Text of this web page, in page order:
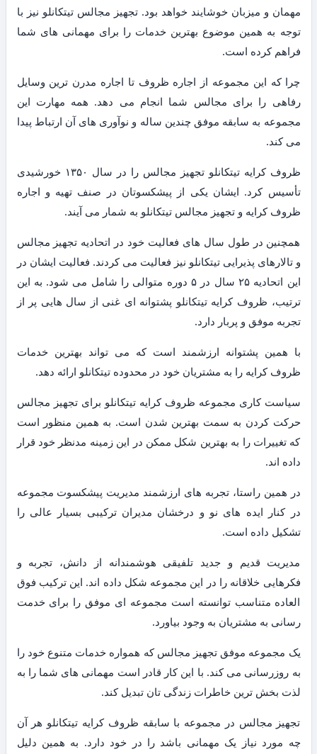
مهمان و میزبان خوشایند خواهد بود. تجهیز مجالس تیتکانلو نیز با
توجه به همین موضوع بهترین خدمات را برای مهمانی های شما
فراهم کرده است.
چرا که این مجموعه از اجاره ظروف تا اجاره مدرن ترین وسایل
رفاهی را برای مجالس شما انجام می دهد. همه مهارت این
مجموعه به سابقه موفق چندین ساله و نوآوری های آن ارتباط پیدا
می کند.
ظروف کرایه تیتکانلو تجهیز مجالس را در سال ۱۳۵۰ خورشیدی
تأسیس کرد. ایشان یکی از پیشکسوتان در صنف تهیه و اجاره
ظروف کرایه و تجهیز مجالس تیتکانلو به شمار می آیند.
همچنین در طول سال های فعالیت خود در اتحادیه تجهیز مجالس
و تالارهای پذیرایی تیتکانلو نیز فعالیت می کردند. فعالیت ایشان در
این اتحادیه ۲۵ سال در ۵ دوره متوالی را شامل می شود. به این
ترتیب، ظروف کرایه تیتکانلو پشتوانه ای غنی از سال هایی پر از
تجربه موفق و پربار دارد.
با همین پشتوانه ارزشمند است که می تواند بهترین خدمات
ظروف کرایه را به مشتریان خود در محدوده تیتکانلو ارائه دهد.
سیاست کاری مجموعه ظروف کرایه تیتکانلو برای تجهیز مجالس
حرکت کردن به سمت بهترین شدن است. به همین منظور است
که تغییرات را به بهترین شکل ممکن در این زمینه مدنظر خود قرار
داده اند.
در همین راستا، تجربه های ارزشمند مدیریت پیشکسوت مجموعه
در کنار ایده های نو و درخشان مدیران ترکیبی بسیار عالی را
تشکیل داده است.
مدیریت قدیم و جدید تلفیقی هوشمندانه از دانش، تجربه و
فکرهایی خلاقانه را در این مجموعه شکل داده اند. این ترکیب فوق
العاده متناسب توانسته است مجموعه ای موفق را برای خدمت
رسانی به مشتریان به وجود بیاورد.
یک مجموعه موفق تجهیز مجالس که همواره خدمات متنوع خود را
به روزرسانی می کند. با این کار قادر است مهمانی های شما را به
لذت بخش ترین خاطرات زندگی تان تبدیل کند.
تجهیز مجالس در مجموعه با سابقه ظروف کرایه تیتکانلو هر آن
چه مورد نیاز یک مهمانی باشد را در خود دارد. به همین دلیل